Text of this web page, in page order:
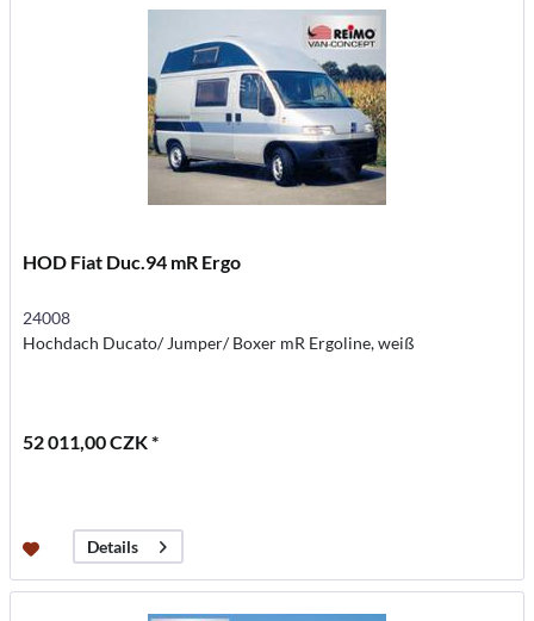
HOD Fiat Duc.94 mR Ergo
24008
Hochdach Ducato/ Jumper/ Boxer mR Ergoline, weiß
52 011,00 CZK *
Details